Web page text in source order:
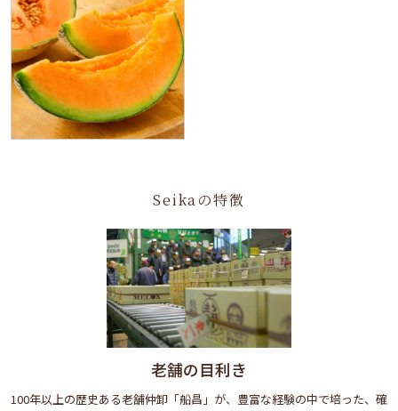
Seikaの特徴
老舗の目利き
100年以上の歴史ある老舗仲卸「船昌」が、豊富な経験の中で培った、確